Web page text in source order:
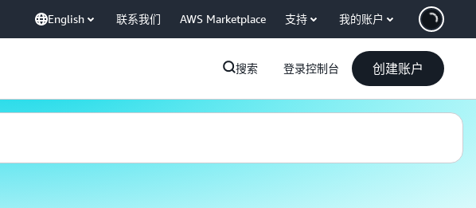
English 联系我们 AWS Marketplace 支持 我的账户
搜索 登录控制台 创建账户